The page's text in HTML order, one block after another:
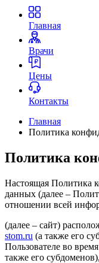
Главная
Врачи
Цены
Контакты
Главная
Политика
Политика
Настоящая Политика
данных (далее –
отношении всей
(далее – сайт)
stom.ru (а также его
Пользователе во
также его